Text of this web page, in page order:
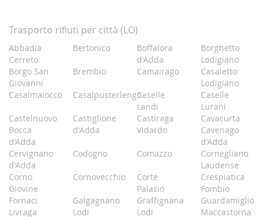
Trasporto rifiuti per città (LO)
Abbadia
Cerreto
Bertonico
Boffalora
d'Adda
Borghetto
Lodigiano
Borgo San
Giovanni
Brembio Camairago
Casaletto
Lodigiano
Casalmaiocco
CasalpusterlengoCaselle
Landi
Caselle
Lurani
Castelnuovo
Bocca
d'Adda
Castiglione
d'Adda
Castiraga
Vidardo
Cavacurta
Cavenago
d'Adda
Cervignano
d'Adda
Codogno Comazzo
Cornegliano
Laudense
Corno
Giovine
Cornovecchio
Corte
Palasio
Crespiatica
Fombio
Fornaci
Galgagnano Graffignana
Guardamiglio
Livraga
Lodi Lodi Maccastorna